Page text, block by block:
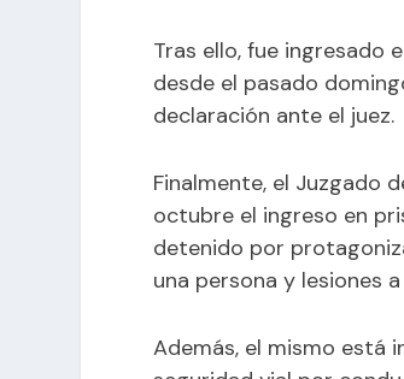
Tras ello, fue ingresado
desde el pasado
declaración ante el juez.
Finalmente, el Juzgado
octubre el ingreso en
detenido por
una persona y lesiones
Además, el mismo está